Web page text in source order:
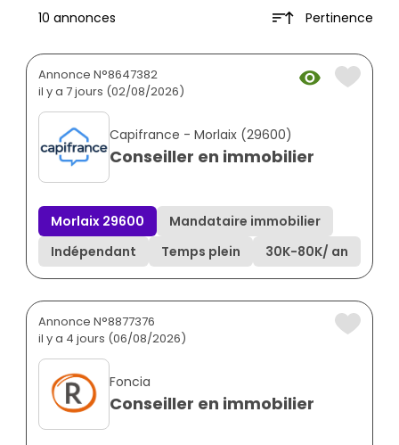
10 annonces Pertinence
Annonce N°8647382
il y a 7 jours (02/08/2026)
Capifrance - Morlaix (29600)
Conseiller en immobilier
Morlaix 29600
Mandataire immobilier
Indépendant
Temps plein 30K-80K/ an
Annonce N°8877376
il y a 4 jours (06/08/2026)
Foncia
Conseiller en immobilier